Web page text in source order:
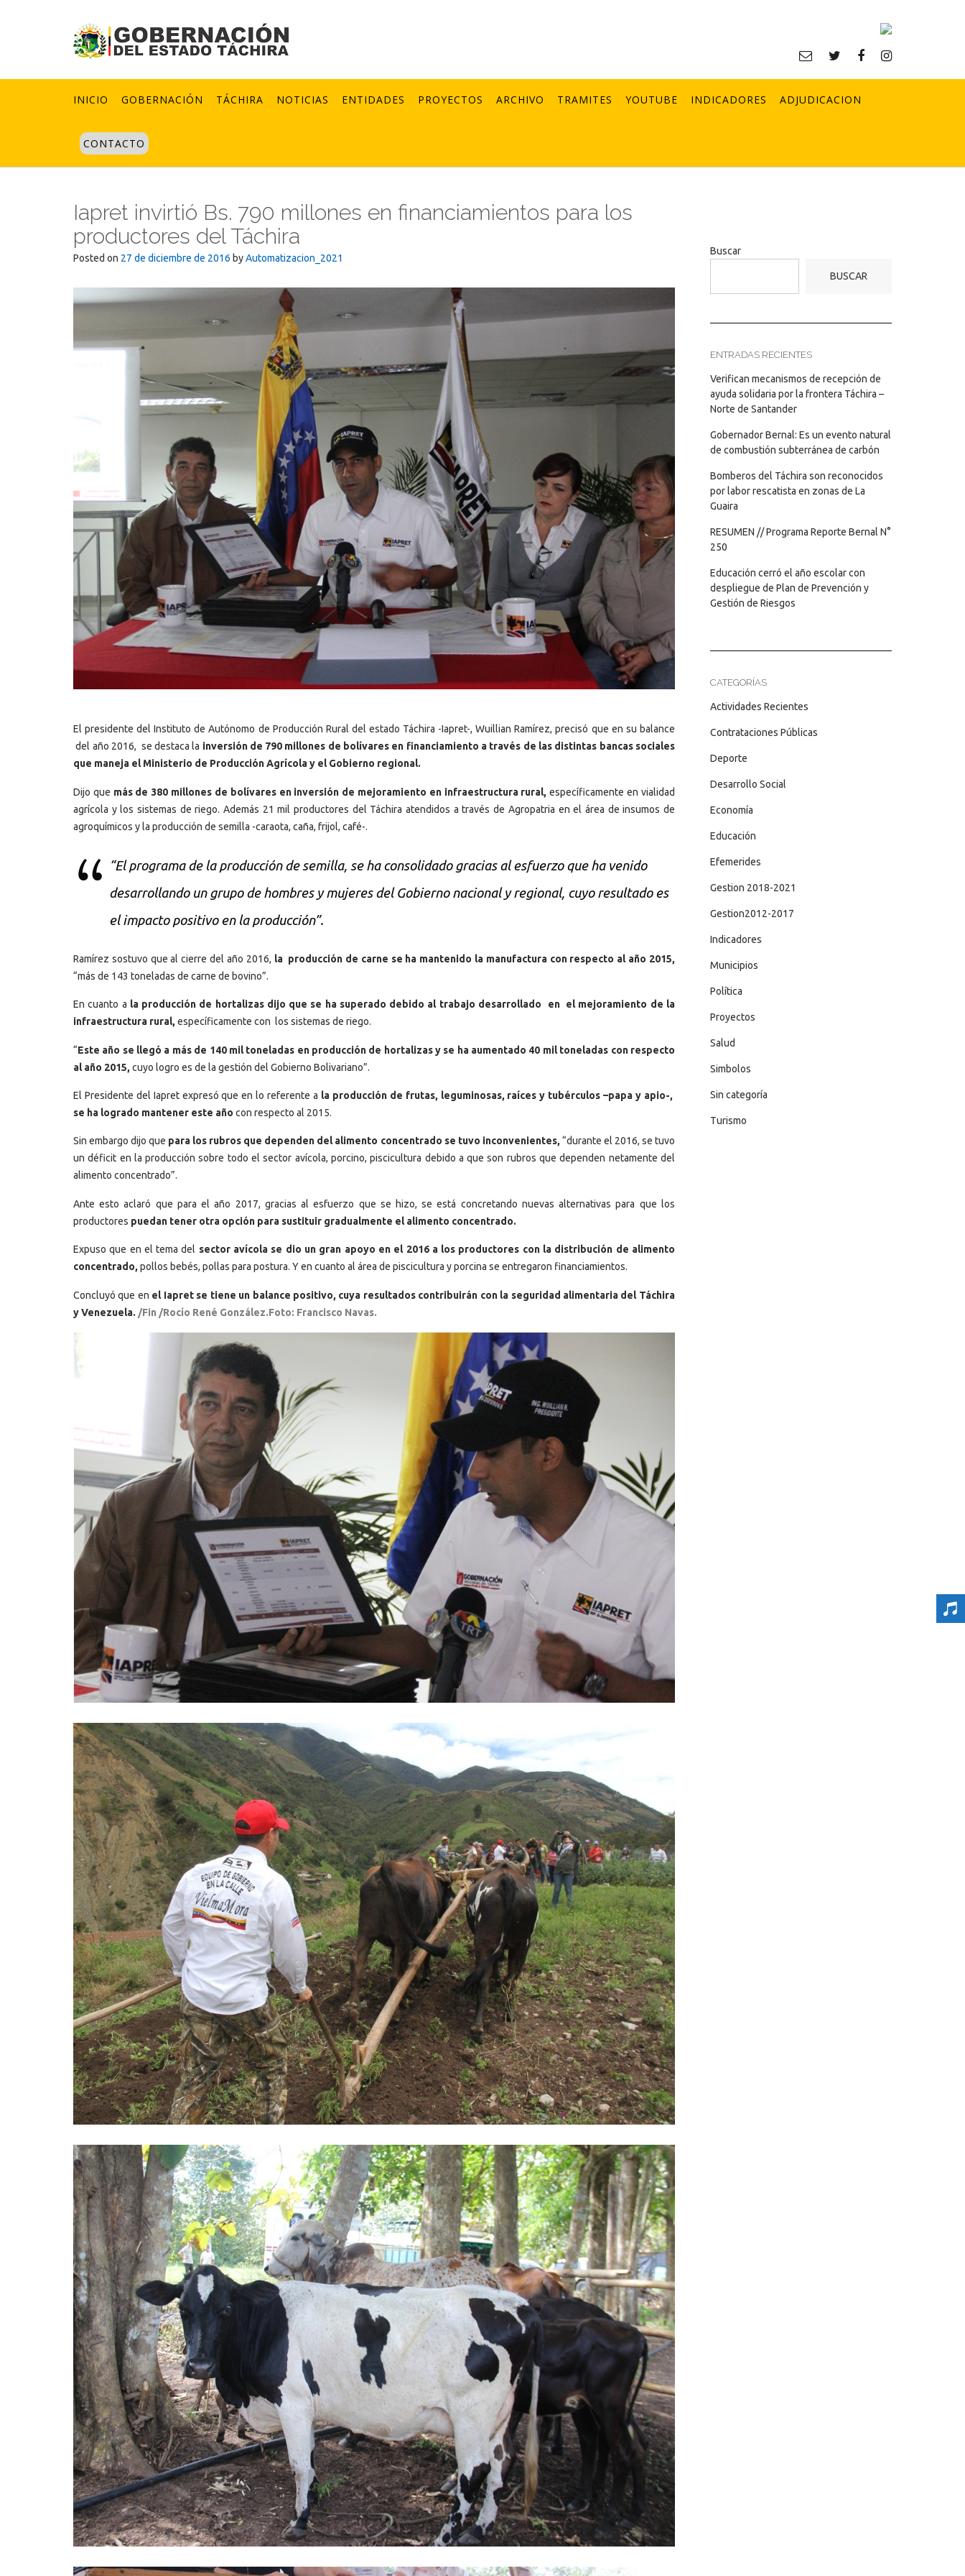
INICIO GOBERNACIÓN TÁCHIRA NOTICIAS ENTIDADES PROYECTOS ARCHIVO TRAMITES YOUTUBE INDICADORES ADJUDICACION
CONTACTO
Iapret invirtió Bs. 790 millones en financiamientos para los
productores del Táchira
Posted on 27 de diciembre de 2016 byAutomatizacion_2021
El presidente del Instituto de Autónomo de Producción Rural del estado Táchira -Iapret-, Wuillian Ramírez, precisó que en su balance
del año 2016, se destaca la inversión de 790 millones de bolívares en financiamiento a través de las distintas bancas sociales
que maneja el Ministerio de Producción Agrícola y el Gobierno regional.
Dijo que más de 380 millones de bolívares en inversión de mejoramiento en infraestructura rural, específicamente en vialidad
agrícola y los sistemas de riego. Además 21 mil productores del Táchira atendidos a través de Agropatria en el área de insumos de
agroquímicos y la producción de semilla -caraota, caña, frijol, café-.
“El programa de la producción de semilla, se ha consolidado gracias al esfuerzo que ha venido
desarrollando un grupo de hombres y mujeres del Gobierno nacional y regional, cuyo resultado es
el impacto positivo en la producción”.
Ramírez sostuvo que al cierre del año 2016, la producción de carne se ha mantenido la manufactura con respecto al año 2015,
“más de 143 toneladas de carne de bovino”.
En cuanto a la producción de hortalizas dijo que se ha superado debido al trabajo desarrollado en el mejoramiento de la
infraestructura rural, específicamente con los sistemas de riego.
“Este año se llegó a más de 140 mil toneladas en producción de hortalizas y se ha aumentado 40 mil toneladas con respecto
al año 2015, cuyo logro es de la gestión del Gobierno Bolivariano”.
El Presidente del Iapret expresó que en lo referente a la producción de frutas, leguminosas, raíces y tubérculos –papa y apio-,
se ha logrado mantener este año con respecto al 2015.
Sin embargo dijo que para los rubros que dependen del alimento concentrado se tuvo inconvenientes, “durante el 2016, se tuvo
un déficit en la producción sobre todo el sector avícola, porcino, piscicultura debido a que son rubros que dependen netamente del
alimento concentrado”.
Ante esto aclaró que para el año 2017, gracias al esfuerzo que se hizo, se está concretando nuevas alternativas para que los
productores puedan tener otra opción para sustituir gradualmente el alimento concentrado.
Expuso que en el tema del sector avícola se dio un gran apoyo en el 2016 a los productores con la distribución de alimento
concentrado, pollos bebés, pollas para postura. Y en cuanto al área de piscicultura y porcina se entregaron financiamientos.
Concluyó que en el Iapret se tiene un balance positivo, cuya resultados contribuirán con la seguridad alimentaria del Táchira
y Venezuela. /Fin /Rocío René González.Foto: Francisco Navas.
Buscar
BUSCAR
ENTRADAS RECIENTES
Verifican mecanismos de recepción de
ayuda solidaria por la frontera Táchira –
Norte de Santander
Gobernador Bernal: Es un evento natural
de combustión subterránea de carbón
Bomberos del Táchira son reconocidos
por labor rescatista en zonas de La
Guaira
RESUMEN // Programa Reporte Bernal N°
250
Educación cerró el año escolar con
despliegue de Plan de Prevención y
Gestión de Riesgos
CATEGORÍAS
Actividades Recientes
Contrataciones Públicas
Deporte
Desarrollo Social
Economía
Educación
Efemerides
Gestion 2018-2021
Gestion2012-2017
Indicadores
Municipios
Política
Proyectos
Salud
Simbolos
Sin categoría
Turismo